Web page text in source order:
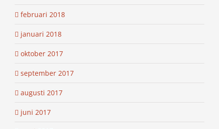
februari 2018
januari 2018
oktober 2017
september 2017
augusti 2017
juni 2017